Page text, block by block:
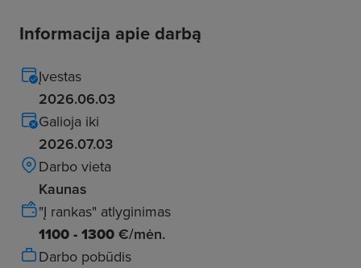
Informacija apie darbą
Įvestas
2026.06.03
Galioja iki
2026.07.03
Darbo vieta
Kaunas
"Į rankas" atlyginimas
1100 - 1300 €/mėn.
Darbo pobūdis